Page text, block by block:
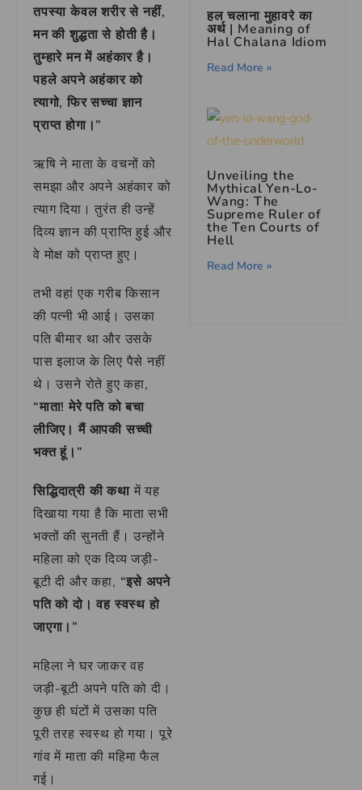
तपस्या केवल शरीर से नहीं,
मन की शुद्धता से होती है।
तुम्हारे मन में अहंकार है।
पहले अपने अहंकार को
त्यागो, फिर सच्चा ज्ञान
प्राप्त होगा।”
ऋषि ने माता के वचनों को
समझा और अपने अहंकार को
त्याग दिया। तुरंत ही उन्हें
दिव्य ज्ञान की प्राप्ति हुई और
वे मोक्ष को प्राप्त हुए।
तभी वहां एक गरीब किसान
की पत्नी भी आई। उसका
पति बीमार था और उसके
पास इलाज के लिए पैसे नहीं
थे। उसने रोते हुए कहा,
“माता! मेरे पति को बचा
लीजिए। मैं आपकी सच्ची
भक्त हूं।”
सिद्धिदात्री की कथा में यह
दिखाया गया है कि माता सभी
भक्तों की सुनती हैं। उन्होंने
महिला को एक दिव्य जड़ी-
बूटी दी और कहा, “इसे अपने
पति को दो। वह स्वस्थ हो
जाएगा।”
महिला ने घर जाकर वह
जड़ी-बूटी अपने पति को दी।
कुछ ही घंटों में उसका पति
पूरी तरह स्वस्थ हो गया। पूरे
गांव में माता की महिमा फैल
गई।
हल चलाना मुहावरे का
अर्थ | Meaning of
Hal Chalana Idiom
Read More »
Unveiling the
Mythical Yen-Lo-
Wang: The
Supreme Ruler of
the Ten Courts of
Hell
Read More »